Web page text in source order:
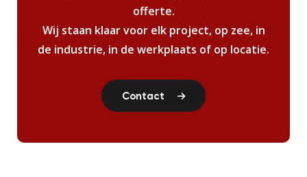
offerte.
Wij staan klaar voor elk project, op zee, in
de industrie, in de werkplaats of op locatie.
Contact